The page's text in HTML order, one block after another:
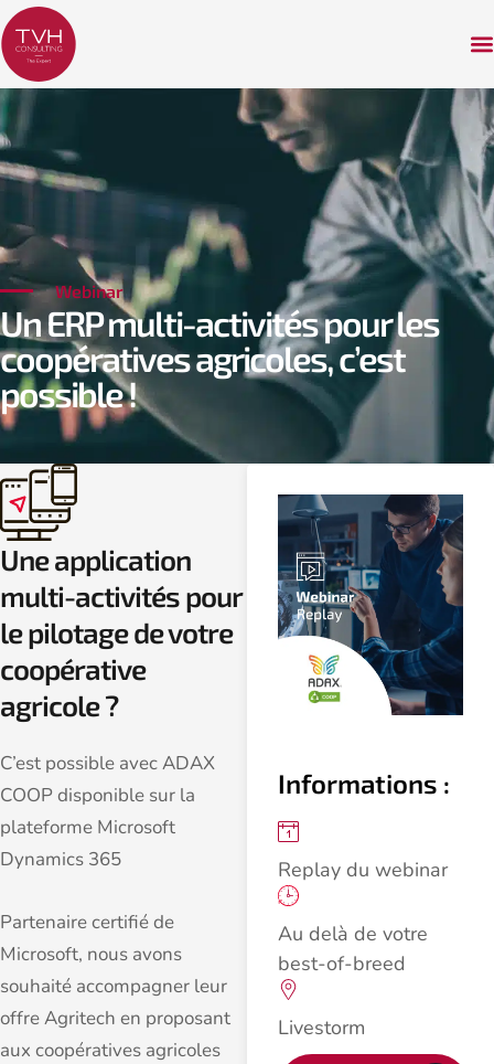
Webinar
Un ERP multi-activités pour les
coopératives agricoles, c’est
possible !
Une application
multi-activités pour
le pilotage de votre
coopérative
agricole ?
C’est possible avec ADAX
COOP disponible sur la
plateforme Microsoft
Dynamics 365
Partenaire certifié de
Microsoft, nous avons
souhaité accompagner leur
offre Agritech en proposant
aux coopératives agricoles
Informations :
Replay du webinar
Au delà de votre
best-of-breed
Livestorm